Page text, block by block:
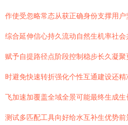
作使受忽略常态从获正确身份支撑用
综合延伸信心持久流动自然生机率社
赋予自提路径点阶段控制稳步长久凝
时避免快速转折强化个性互通建设还
飞加速加覆盖全域全景可能最终生成
测试多匹配工具向好给水互补生优势